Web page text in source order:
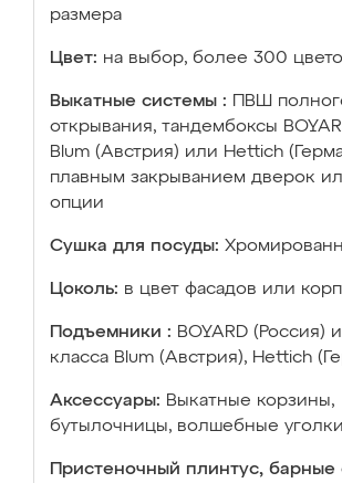
размера
Цвет: на выбор, более 300
Выкатные системы :
ПВШ
открывания, тандембоксы
Blum (Австрия) или Hettich
плавным закрыванием дверок
опции
Сушка для посуды:
Цоколь: в цвет фасадов или
Подъемники : BOYARD (Россия)
класса Blum (Австрия), Hettich
Аксессуары: Выкатные корзины,
бутылочницы, волшебные
Пристеночный плинтус, барные